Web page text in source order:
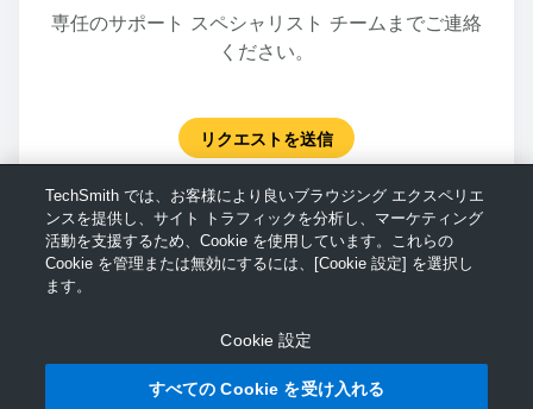
専任のサポート スペシャリスト チームまでご連絡
ください。
リクエストを送信
TechSmith では、お客様により良いブラウジング エクスペリエ
ンスを提供し、サイト トラフィックを分析し、マーケティング
活動を支援するため、Cookie を使用しています。これらの
Cookie を管理または無効にするには、[Cookie 設定] を選択し
ます。
Cookie 設定
すべての Cookie を受け入れる